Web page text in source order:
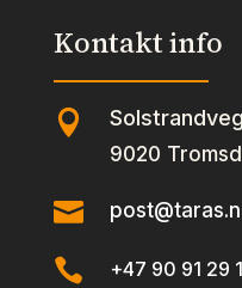
Kontakt info

9020

 +47 90 91 29